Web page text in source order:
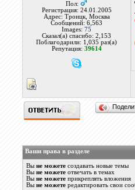
Пол:
Регистрация: 24.01.2005
Адрес: Троицк, Москва
Сообщений: 6,563
Images:75
Сказал(а) спасибо: 2,153
Поблагодарили: 1,035 раз(а)
Репутация: 39614
Ваши права в разделе
Выне можете создавать новые темы
Выне можете отвечать в темах
Выне можете прикреплять вложения
Выне можете редактировать свои